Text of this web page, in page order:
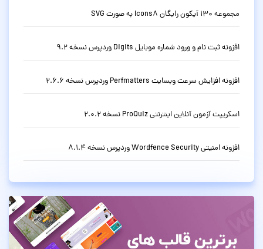
مجموعه 130 آیکون رایگان Icons8 به صورت SVG
افزونه ثبت نام و ورود شماره موبایل Digits وردپرس نسخه 9.2
افزونه افزایش سرعت وبسایت Perfmatters وردپرس نسخه 2.6.6
اسکریپت آزمون آنلاین اینترنتی ProQuiz نسخه 2.0.2
افزونه امنیتی Wordfence Security وردپرس نسخه 8.1.4